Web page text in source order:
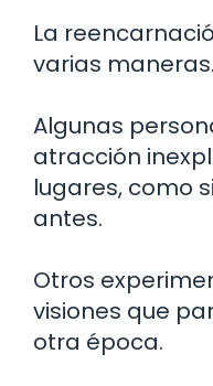
La
varias maneras.
Algunas
atracción
lugares, como
antes.
Otros
visiones que
otra época.